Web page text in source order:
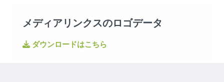
メディアリンクスのロゴデータ
ダウンロードはこちら